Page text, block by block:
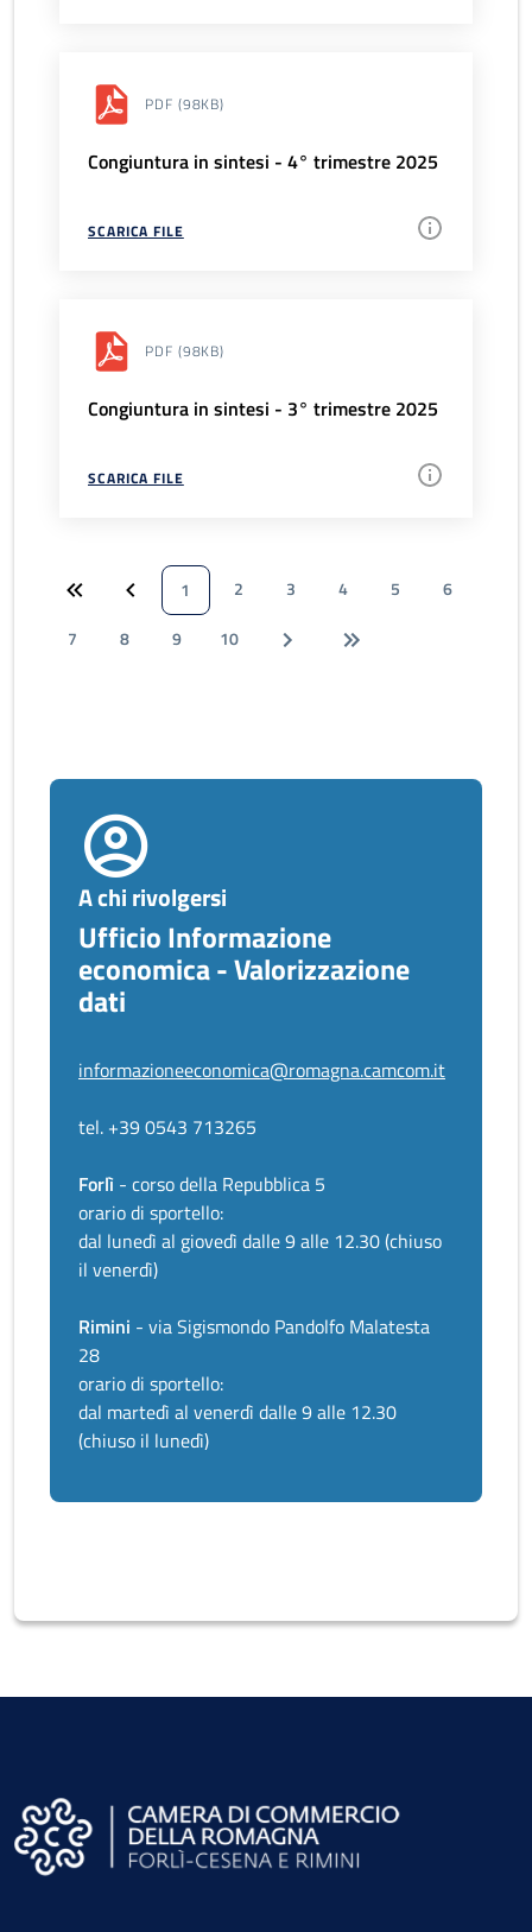
PDF (98KB)
Congiuntura in sintesi - 4° trimestre 2025
SCARICA FILE
PDF (98KB)
Congiuntura in sintesi - 3° trimestre 2025
SCARICA FILE
1 2 3 4 5
6
7
8 9 10
A chi rivolgersi
Ufficio Informazione
economica - Valorizzazione
dati
informazioneeconomica@romagna.camcom.it
tel. +39 0543 713265
Forlì - corso della Repubblica 5
orario di sportello:
dal lunedì al giovedì dalle 9 alle 12.30 (chiuso
il venerdì)
Rimini - via Sigismondo Pandolfo Malatesta
28
orario di sportello:
dal martedì al venerdì dalle 9 alle 12.30
(chiuso il lunedì)